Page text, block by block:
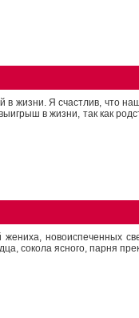
жизни. Я счастлив, что
в жизни, так как
новоиспеченных
сокола ясного, парня